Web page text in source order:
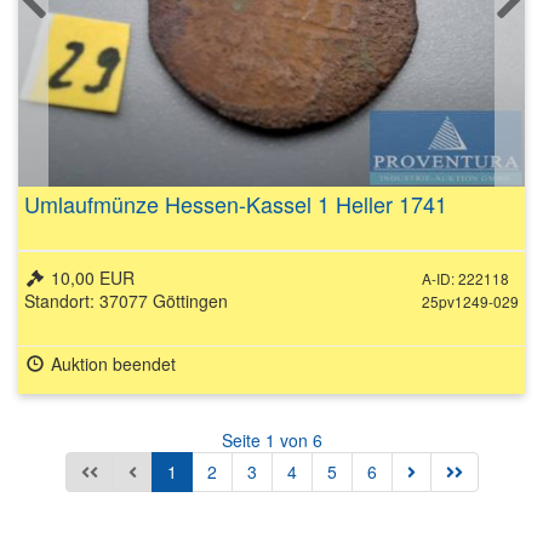
Umlaufmünze Hessen-Kassel 1 Heller 1741
A-ID: 222118
25pv1249-029
10,00 EUR
Standort: 37077 Göttingen
Auktion beendet
Seite 1 von 6
1
2 3 4 5 6